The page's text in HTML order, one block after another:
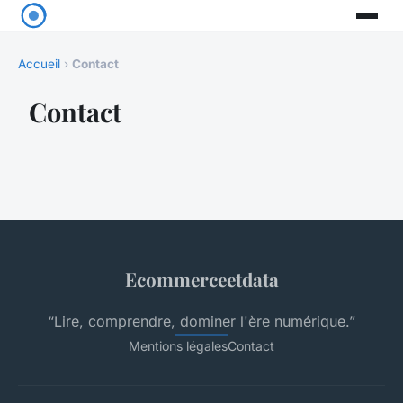
Accueil › Contact
Contact
Ecommerceetdata
“Lire, comprendre, dominer l'ère numérique.”
Mentions légalesContact